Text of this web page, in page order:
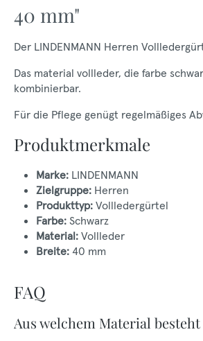
40 mm"
Der LINDENMANN Herren
Das material vollleder, die farbe
kombinierbar.
Für die Pflege genügt regelmäßiges
Produktmerkmale
Marke: LINDENMANN
Zielgruppe: Herren
Produkttyp: Vollledergürtel
Farbe: Schwarz
Material: Vollleder
Breite: 40 mm
FAQ
Aus welchem Material